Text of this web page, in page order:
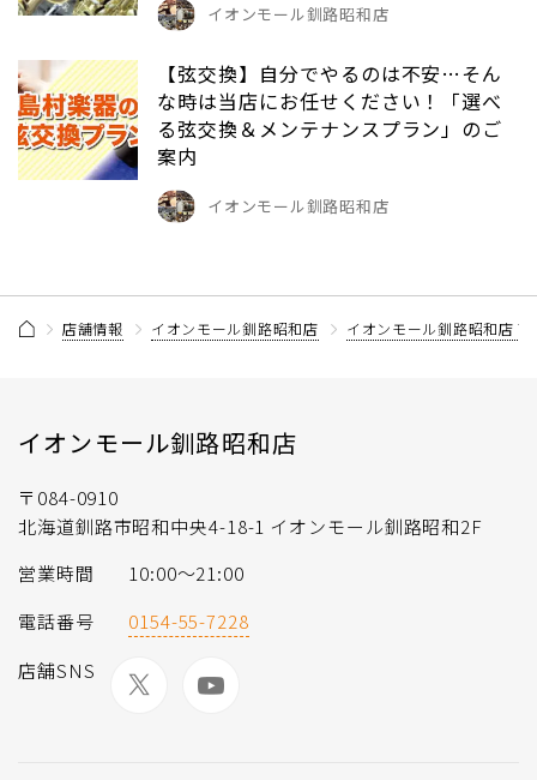
イオンモール釧路昭和店
【弦交換】自分でやるのは不安…そん
な時は当店にお任せください！「選べ
る弦交換＆メンテナンスプラン」のご
案内
イオンモール釧路昭和店
店舗情報 イオンモール釧路昭和店 イオンモール釧路昭和店
イオンモール釧路昭和店
〒084-0910
北海道釧路市昭和中央4-18-1 イオンモール釧路昭和2F
営業時間
10:00～21:00
電話番号
0154-55-7228
店舗SNS